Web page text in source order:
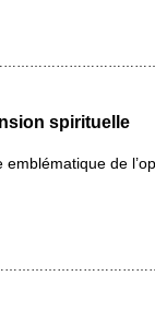
spirituelle
de